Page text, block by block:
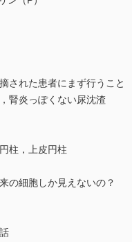
れた患者にまず行うこと
炎っぽくない尿沈渣
，上皮円柱
細胞しか見えないの？